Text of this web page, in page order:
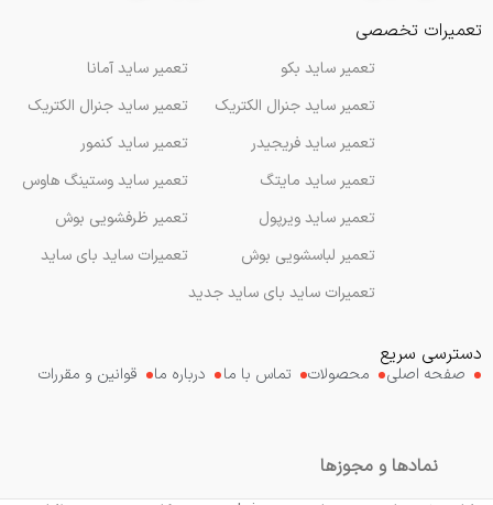
تعمیرات تخصصی
تعمیر ساید آمانا
تعمیر ساید جنرال الکتریک
تعمیر ساید کنمور
تعمیر ساید وستینگ هاوس
تعمیر ظرفشویی بوش
تعمیرات ساید بای ساید
تعمیر ساید بکو
تعمیر ساید جنرال الکتریک
تعمیر ساید فریجیدر
تعمیر ساید مایتگ
تعمیر ساید ویرپول
تعمیر لباسشویی بوش
تعمیرات ساید بای ساید جدید
دسترسی سریع
صفحه اصلی محصولات تماس با ما درباره ما قوانین و مقررات
نمادها و مجوزها